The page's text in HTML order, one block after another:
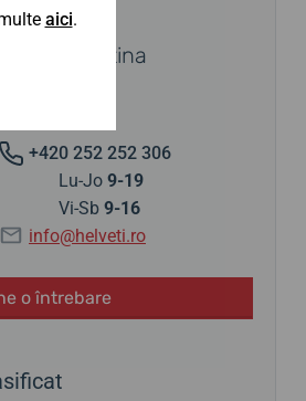
Festina
+420 252 252 306
Lu-Jo 9-19
Vi-Sb 9-16
info@helveti.ro
o întrebare
aici.